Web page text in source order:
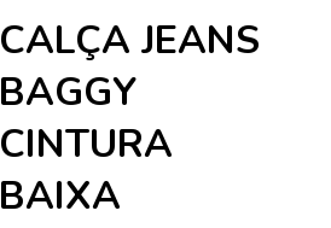
CALÇA JEANS
BAGGY
CINTURA
BAIXA